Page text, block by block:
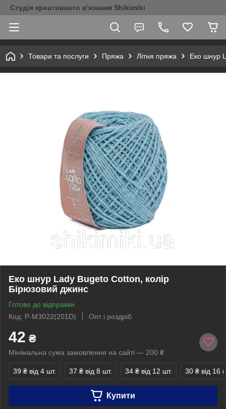
Студія креативного в'язання Shikimiki
Товари та послуги Пряжа Літня пряжа Еко шнур
Еко шнур Lady Bugeto Cotton, колір
Бірюзовий джинс
Готово до відправки
Код: P-M3022(201D)
Опт і роздріб
42 ₴
Мінімальна сума замовлення на сайті — 200 ₴
39 ₴ від 4 шт. 37 ₴ від 8 шт. 34 ₴ від 12 шт. 30 ₴ від 16
Купити